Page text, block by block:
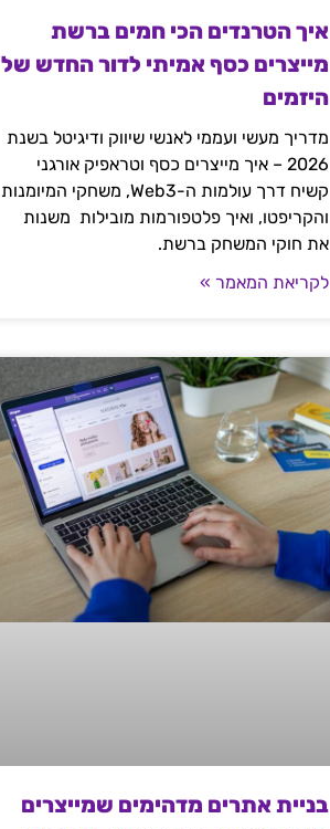
איך הטרנדים הכי חמים ברשת
מייצרים כסף אמיתי לדור החדש של
היזמים
מדריך מעשי ועממי לאנשי שיווק ודיגיטל בשנת
2026 – איך מייצרים כסף וטראפיק אורגני
קשיח דרך עולמות ה-Web3, משחקי המיומנות
והקריפטו, ואיך פלטפורמות מובילות משנות
את חוקי המשחק ברשת.
לקריאת המאמר »
בניית אתרים מדהימים שמייצרים